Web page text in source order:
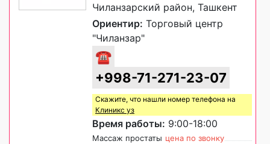
Чиланзарский район, Ташкент
Ориентир: Торговый центр
"Чиланзар"
☎
+998-71-271-23-07
Скажите, что нашли номер телефона на
Клиникс уз
Время работы: 9:00-18:00
Массаж простаты цена по звонку